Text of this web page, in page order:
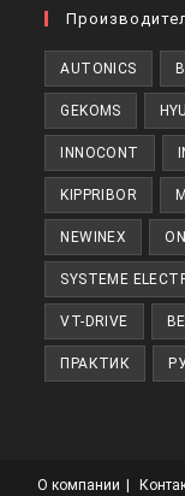
AUTONICS
GEKOMS
INNOCONT
KIPPRIBOR
NEWINEX ONI
SYSTEME
VT-DRIVE
ПРАКТИК
О компании